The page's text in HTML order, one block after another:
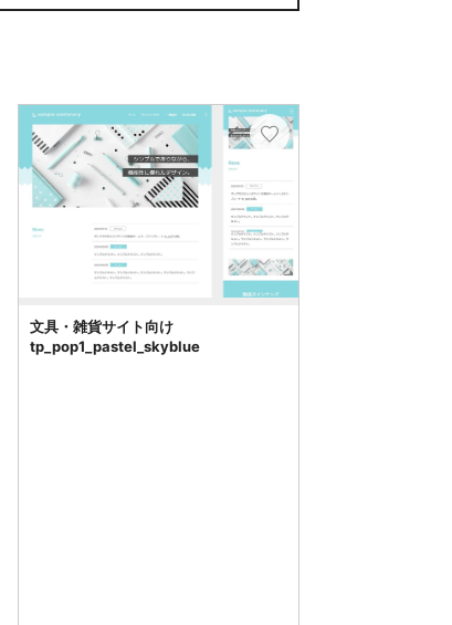
文具・雑貨サイト向け
tp_pop1_pastel_skyblue